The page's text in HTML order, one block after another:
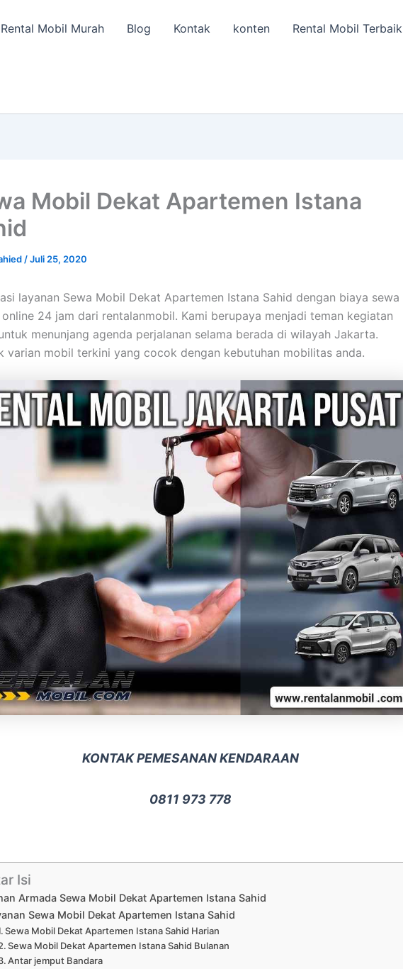
Mobil Murah Blog Kontak konten Rental Mobil Terbaik
Mobil Dekat Apartemen Istana
/Juli 25, 2020
layanan Sewa Mobil Dekat Apartemen Istana Sahid dengan biaya sewa
24 jam dari rentalanmobil. Kami berupaya menjadi teman kegiatan
menunjang agenda perjalanan selama berada di wilayah Jakarta.
varian mobil terkini yang cocok dengan kebutuhan mobilitas anda.
KONTAK PEMESANAN KENDARAAN
0811 973 778
Isi
Armada Sewa Mobil Dekat Apartemen Istana Sahid
Sewa Mobil Dekat Apartemen Istana Sahid
Sewa Mobil Dekat Apartemen Istana Sahid Harian
Sewa Mobil Dekat Apartemen Istana Sahid Bulanan
Antar jemput Bandara